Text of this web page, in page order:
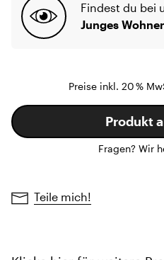
Findest du bei
Junges
Preise inkl. 20 %
Produkt
Fragen? Wir
Teile mich!